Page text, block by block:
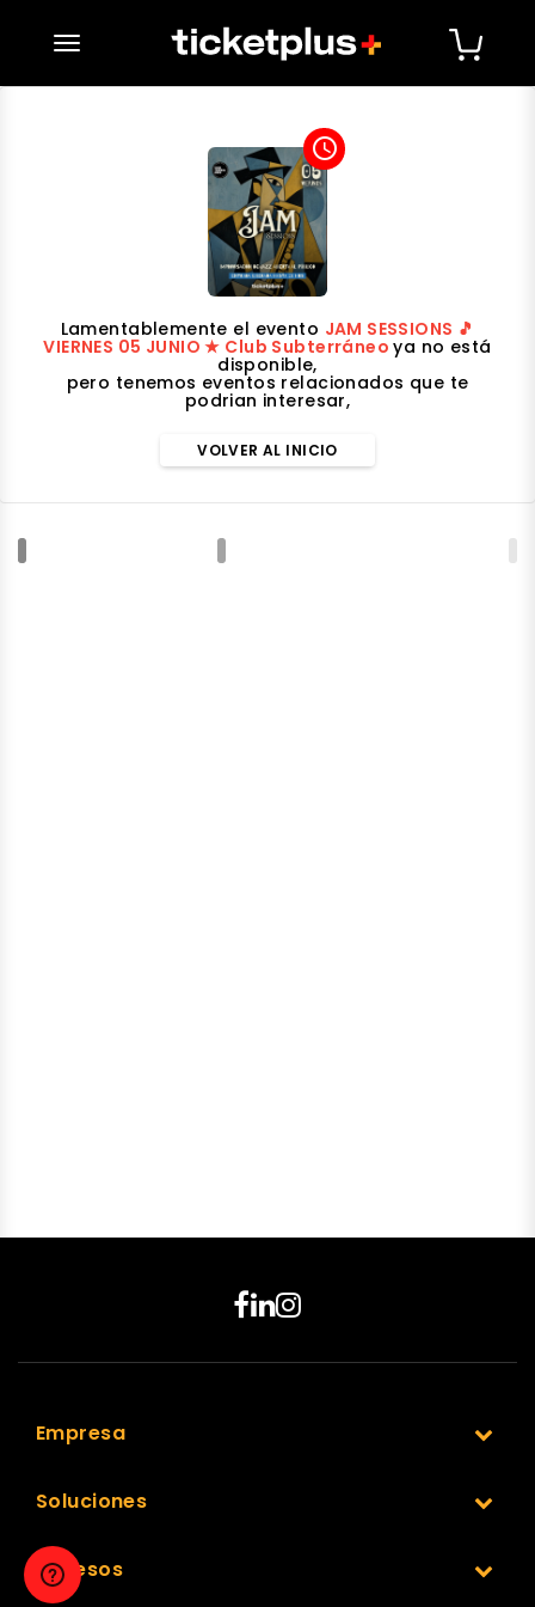
desplegar navegación
access_time
Lamentablemente el evento JAM SESSIONS 🎵
VIERNES 05 JUNIO ★ Club Subterráneoya no está
disponible,
pero tenemos eventos relacionados que te
podrian interesar,
VOLVER AL INICIO
Empresa
Soluciones
Accesos